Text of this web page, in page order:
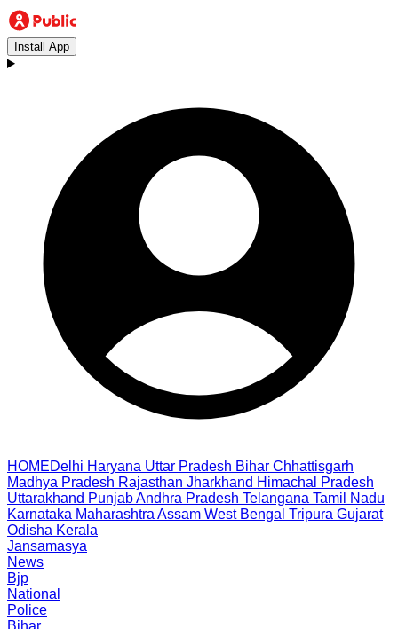
Install App
HOMEDelhi Haryana Uttar Pradesh Bihar Chhattisgarh
Madhya Pradesh Rajasthan Jharkhand Himachal Pradesh
Uttarakhand PunjabAndhra Pradesh Telangana Tamil Nadu
Karnataka Maharashtra Assam West Bengal Tripura Gujarat
Odisha Kerala
Jansamasya
News
Bjp
National
Police
Bihar